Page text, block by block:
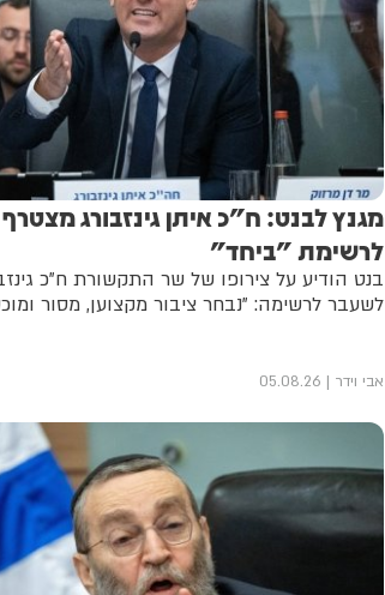
מגנץ לבנט: ח"כ איתן גינזבורג מצטרף
לרשימת "ביחד"
בנט הודיע על צירופו של שר התקשורת ח"כ
לשעבר לרשימה: "נבחר ציבור מקצוען, מסור
אבי וידר 05.08.26